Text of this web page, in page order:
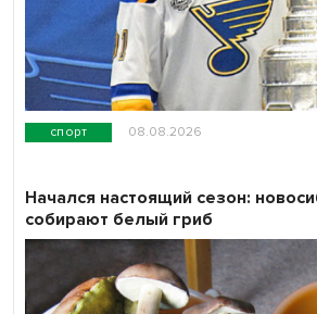
спорт 08.08.2026
Начался настоящий сезон:
собирают белый гриб